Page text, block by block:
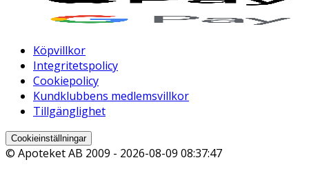
Köpvillkor
Integritetspolicy
Cookiepolicy
Kundklubbens medlemsvillkor
Tillgänglighet
Cookieinställningar
© Apoteket AB 2009 - 2026-08-09 08:37:47